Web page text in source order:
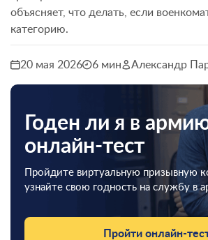
объясняет, что делать, если
категорию.
20 мая 2026 6 мин Александр
Годен ли я в
онлайн-тест
Пройдите виртуальную призывную
узнайте свою годность на службу в
Пройти онлайн-